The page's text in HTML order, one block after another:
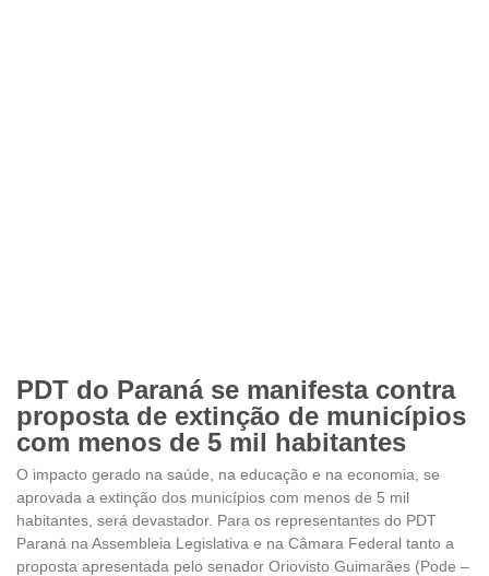
PDT do Paraná se manifesta contra
proposta de extinção de municípios
com menos de 5 mil habitantes
O impacto gerado na saúde, na educação e na economia, se
aprovada a extinção dos municípios com menos de 5 mil
habitantes, será devastador. Para os representantes do PDT
Paraná na Assembleia Legislativa e na Câmara Federal tanto a
proposta apresentada pelo senador Oriovisto Guimarães (Pode –